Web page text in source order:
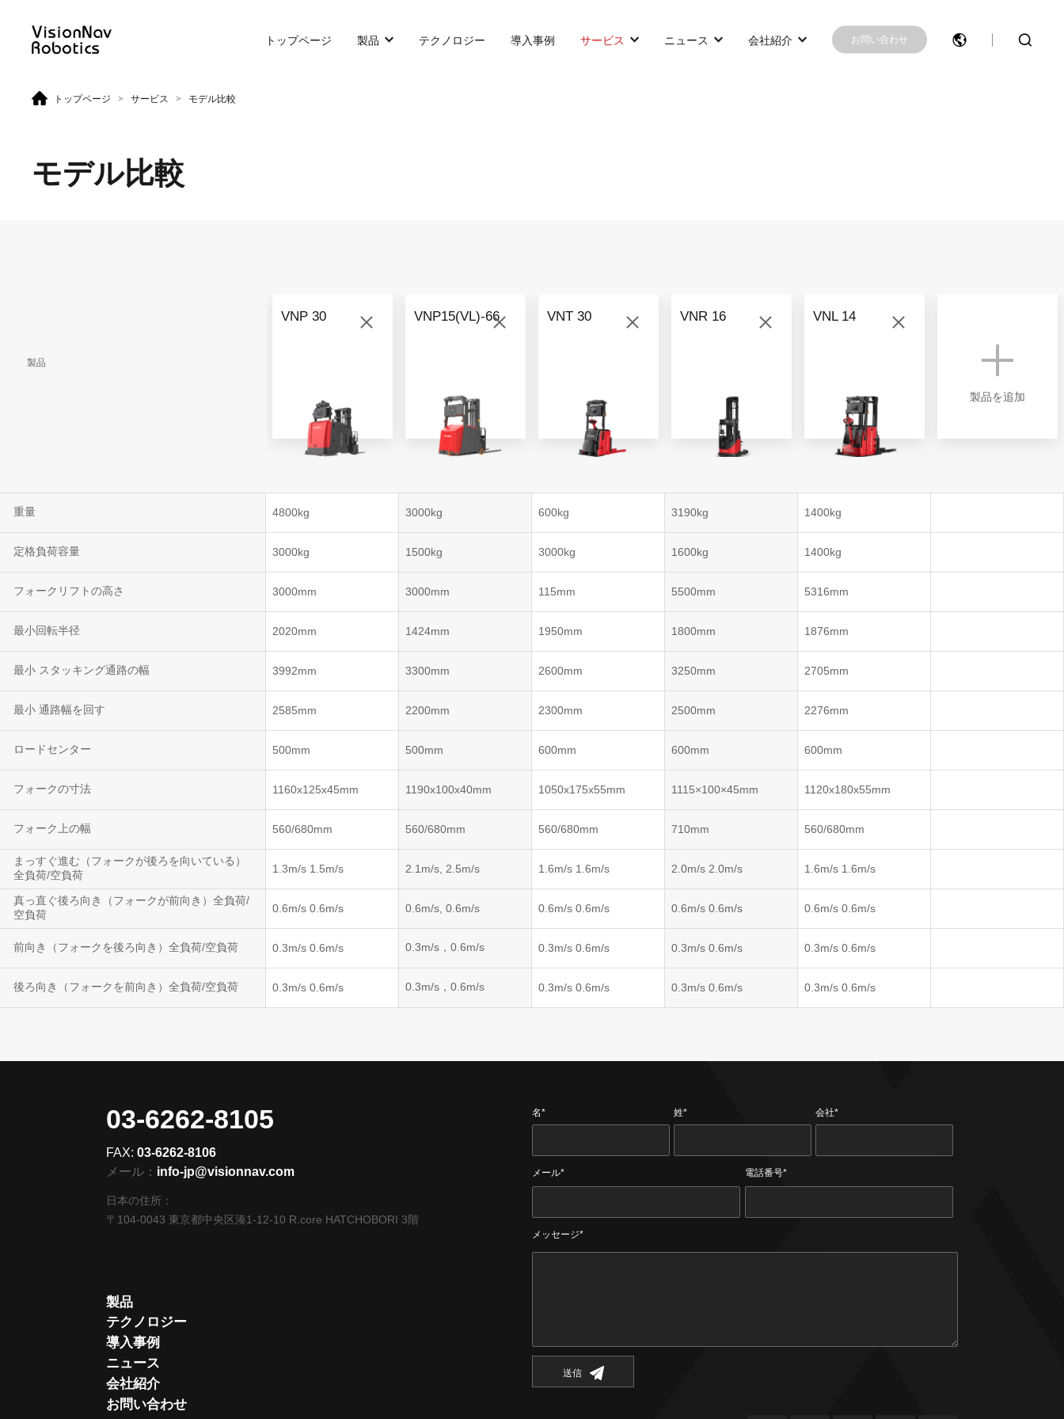
トップページ 製品 テクノロジー 導入事例 サービス ニュース 会社紹介 お問い合わせ
VNE40-66
VNP15(VL)-66
VNP15(VL)-07
VNP20(VL)-07
自律走行搬送ロボット
RCS(ロボットコントロー
RCS(ロボットコントロ
RCS(ロボットコントロー
ルシステム)
トップページ > サービス > モデル比較
モデル比較
製品
重量
定格負荷容量
フォークリフトの高さ
最小回転半径
最小 スタッキング通路の幅
最小 通路幅を回す
ロードセンター
フォークの寸法
フォーク上の幅
まっすぐ進む（フォークが後ろを向いている）
全負荷/空負荷
真っ直ぐ後ろ向き（フォークが前向き）全負荷/
空負荷
前向き（フォークを後ろ向き）全負荷/空負荷
後ろ向き（フォークを前向き）全負荷/空負荷
VNP 30
4800kg
3000kg
3000mm
2020mm
3992mm
2585mm
500mm
1160x125x45mm
560/680mm
1.3m/s 1.5m/s
0.6m/s 0.6m/s
0.3m/s 0.6m/s
0.3m/s 0.6m/s
VNP15(VL)-66
3000kg
1500kg
3000mm
1424mm
3300mm
2200mm
500mm
1190x100x40mm
560/680mm
2.1m/s, 2.5m/s
0.6m/s, 0.6m/s
0.3m/s，0.6m/s
0.3m/s，0.6m/s
VNT 30
600kg
3000kg
115mm
1950mm
2600mm
2300mm
600mm
1050x175x55mm
560/680mm
1.6m/s 1.6m/s
0.6m/s 0.6m/s
0.3m/s 0.6m/s
0.3m/s 0.6m/s
VNR 16
3190kg
1600kg
5500mm
1800mm
3250mm
2500mm
600mm
1115×100×45mm
710mm
2.0m/s 2.0m/s
0.6m/s 0.6m/s
0.3m/s 0.6m/s
0.3m/s 0.6m/s
VNL 14
1400kg
1400kg
5316mm
1876mm
2705mm
2276mm
600mm
1120x180x55mm
560/680mm
1.6m/s 1.6m/s
0.6m/s 0.6m/s
0.3m/s 0.6m/s
0.3m/s 0.6m/s
製品を追加
03-6262-8105
FAX:03-6262-8106
メール： info-jp@visionnav.com
日本の住所：
〒104-0043 東京都中央区湊1-12-10 R.core HATCHOBORI 3階
製品
テクノロジー
導入事例
ニュース
会社紹介
お問い合わせ
名* 姓* 会社*
メール* 電話番号*
メッセージ*
送信